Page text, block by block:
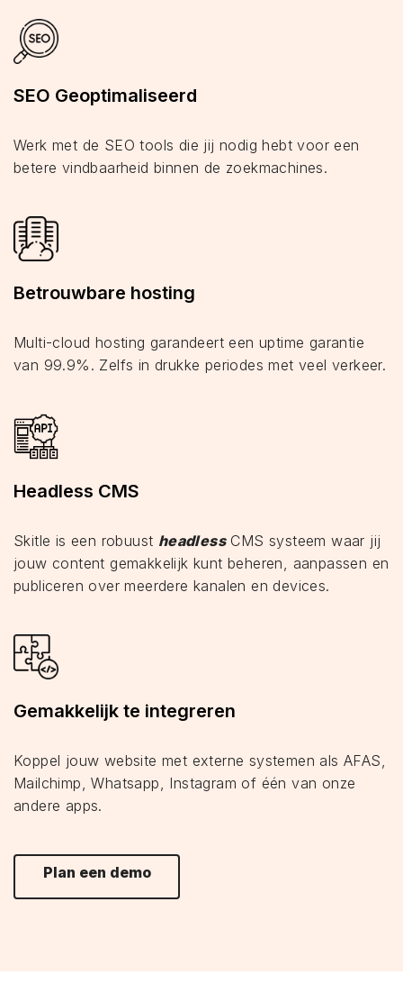
SEO Geoptimaliseerd
Werk met de SEO tools die jij nodig hebt voor een
betere vindbaarheid binnen de zoekmachines.
Betrouwbare hosting
Multi-cloud hosting garandeert een uptime garantie
van 99.9%. Zelfs in drukke periodes met veel verkeer.
Headless CMS
Skitle is een robuust headlessCMS systeem waar jij
jouw content gemakkelijk kunt beheren, aanpassen en
publiceren over meerdere kanalen en devices.
Gemakkelijk te integreren
Koppel jouw website met externe systemen als AFAS,
Mailchimp, Whatsapp, Instagram of één van onze
andere apps.
Plan een demo